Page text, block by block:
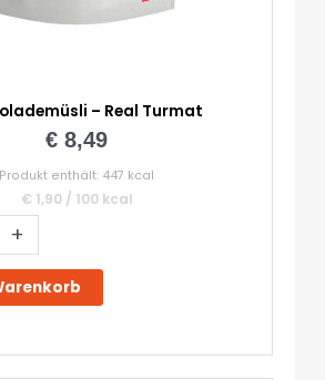
– Real Turmat
€ 8,49
Produkt enthält: 447 kcal
€ 1,90/ 100 kcal
+